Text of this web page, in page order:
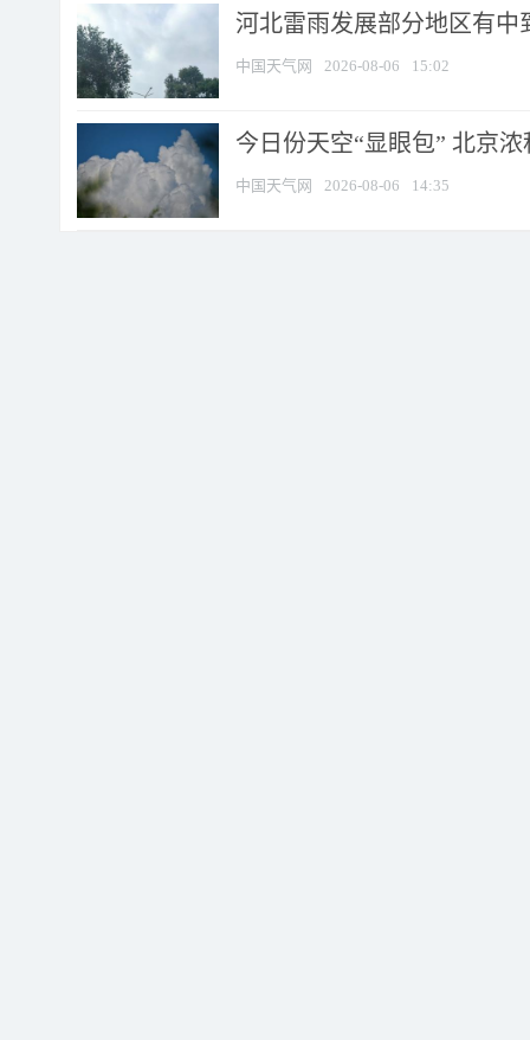
河北雷雨发展部分地区有中
中国天气网 2026-08-06 15:02
今日份天空“显眼包” 北京
中国天气网 2026-08-06 14:35